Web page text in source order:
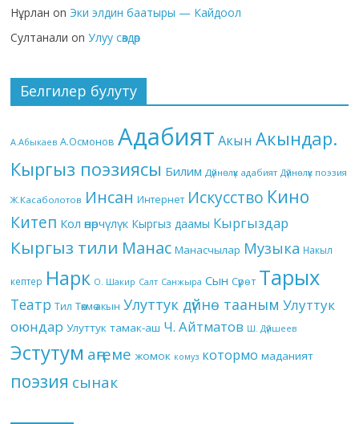
Нұрлан on Эки элдин баатыры — Кайдоол
Султанали onУлуу сөздөр
Белгилер булуту
А.Абыкаев А.Осмонов Адабият Акын Акындар.
Кыргыз поэзиясы Билим Дүйнөлүк адабият Дүйнөлүк поэзия
Ж.Касаболотов Инсан Интернет Искусство Кино
Китеп Кол өнөрчүлүк Кыргыз даамы Кыргыздар
Кыргыз тили Манас Манасчылар Музыка Накыл
кептер Нарк О. Шакир Салт Санжыра Сын Сүрөт Тарых
Театр Тил Төкмө акын Улуттук дүйнө тааным Улуттук
оюндар Улуттук тамак-аш Ч. Айтматов Ш. Дүйшеев
Эстутум аңгеме жомок комуз котормо маданият
поэзия сынак